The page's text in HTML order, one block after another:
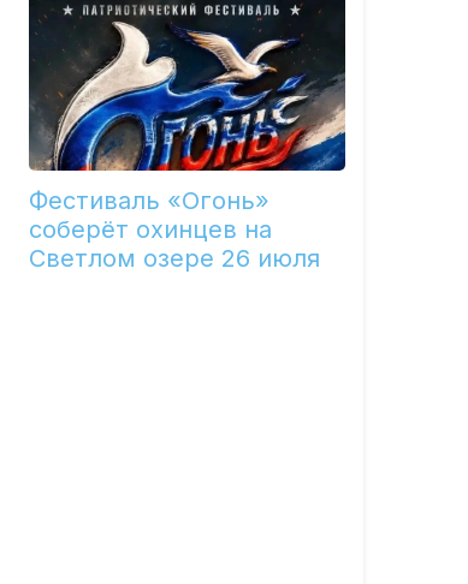
Фестиваль «Огонь»
соберёт охинцев на
Светлом озере 26 июля